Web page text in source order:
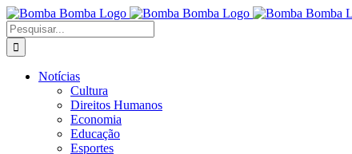
Ir
para
o
conteúdo
Buscar
resultados
para:
Notícias
Cultura
Direitos Humanos
Economia
Educação
Esportes